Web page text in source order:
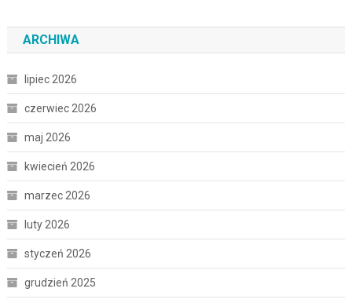
ARCHIWA
lipiec 2026
czerwiec 2026
maj 2026
kwiecień 2026
marzec 2026
luty 2026
styczeń 2026
grudzień 2025